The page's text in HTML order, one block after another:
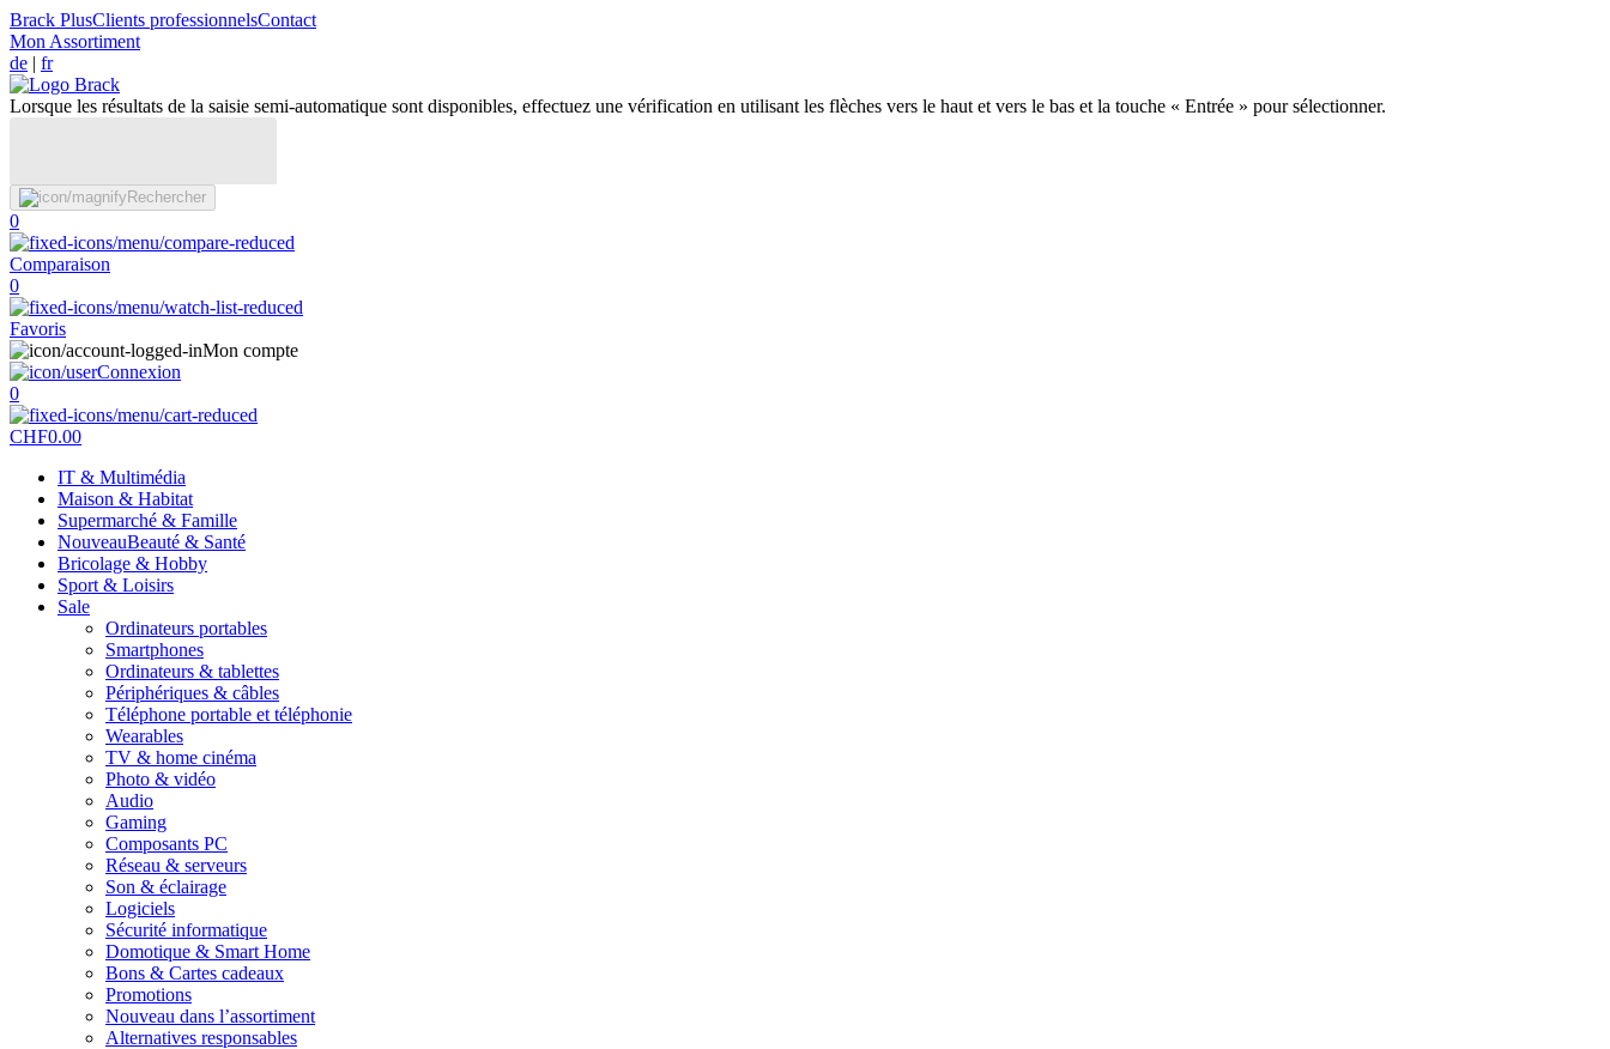
Brack PlusClients professionnelsContact
Mon Assortiment
de | fr
Lorsque les résultats de la saisie semi-automatique sont disponibles, effectuez une vérification en utilisant les flèches vers le haut et vers le bas et la touche « Entrée » pour sélectionner.
Rechercher
0
Comparaison
0
Favoris
Mon compte
Connexion
0
CHF0.00
IT & Multimédia
Maison & Habitat
Supermarché & Famille
NouveauBeauté & Santé
Bricolage & Hobby
Sport & Loisirs
Sale
Ordinateurs portables
Smartphones
Ordinateurs & tablettes
Périphériques & câbles
Téléphone portable et téléphonie
Wearables
TV & home cinéma
Photo & vidéo
Audio
Gaming
Composants PC
Réseau & serveurs
Son & éclairage
Logiciels
Sécurité informatique
Domotique & Smart Home
Bons & Cartes cadeaux
Promotions
Nouveau dans l’assortiment
Alternatives responsables